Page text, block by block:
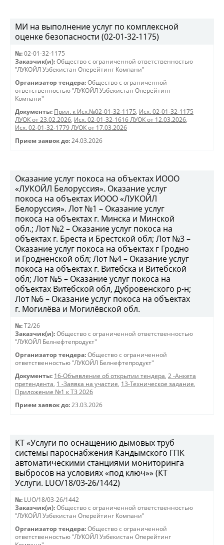
МИ на выполнение услуг по комплексной
оценке безопасности (02-01-32-1175)
№: 02-01-32-1175
Заказчик(и): Общество с ограниченной ответственностью
"ЛУКОЙЛ Узбекистан Оперейтинг Компани"
Организатор тендера: Общество с ограниченной
ответственностью "ЛУКОЙЛ Узбекистан Оперейтинг
Компани"
Документы: Прил. к Исх.№02-01-32-1175, Исх. 02-01-32-1175
ЛУОК от 23.02.2026, Исх. 02-01-32-1616 ЛУОК от 12.03.2026,
Исх. 02-01-32-1779 ЛУОК от 17.03.2026
Прием заявок до: 24.03.2026
Оказание услуг покоса на объектах ИООО
«ЛУКОЙЛ Белоруссия». Оказание услуг
покоса на объектах ИООО «ЛУКОЙЛ
Белоруссия». Лот №1 – Оказание услуг
покоса на объектах г. Минска и Минской
обл.; Лот №2 – Оказание услуг покоса на
объектах г. Бреста и Брестской обл; Лот №3 –
Оказание услуг покоса на объектах г Гродно
и Гродненской обл; Лот №4 – Оказание услуг
покоса на объектах г. Витебска и Витебской
обл; Лот №5 – Оказание услуг покоса на
объектах Витебской обл, Дубровенского р-н;
Лот №6 – Оказание услуг покоса на объектах
г. Могилёва и Могилёвской обл.
№: T2/26
Заказчик(и): Общество с ограниченной ответственностью
"ЛУКОЙЛ Белнефтепродукт"
Организатор тендера: Общество с ограниченной
ответственностью "ЛУКОЙЛ Белнефтепродукт"
Документы: 16-Объявление об открытии тендера, 2 -Анкета
претендента, 1 -Заявка на участие, 13-Техническое задание,
Приложение №1 к ТЗ 2026
Прием заявок до: 23.03.2026
KT «Услуги по оснащению дымовых труб
системы пароснабжения Кандымского ГПК
автоматическими станциями мониторинга
выбросов на условиях «под ключ»» (КТ
Услуги. LUO/18/03-26/1442)
№: LUO/18/03-26/1442
Заказчик(и): Общество с ограниченной ответственностью
"ЛУКОЙЛ Узбекистан Оперейтинг Компани"
Организатор тендера: Общество с ограниченной
ответственностью "ЛУКОЙЛ Узбекистан Оперейтинг